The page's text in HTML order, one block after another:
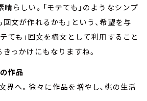
らしい。「モテても」のようなシンプ
回文が作れるかも」という、希望を与
テても」回文を構文として利用すること
っかけにもなりますね。
作品
界へ。徐々に作品を増やし、桃の生活